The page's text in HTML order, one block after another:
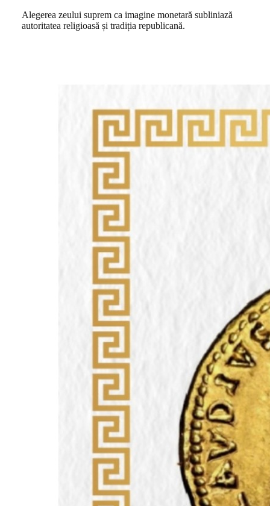
Alegerea zeului suprem ca imagine monetară subliniază
autoritatea religioasă și tradiția republicană.